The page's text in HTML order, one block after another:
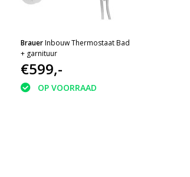
BrauerInbouw Thermostaat Bad
+ garnituur
€599,-
OP VOORRAAD